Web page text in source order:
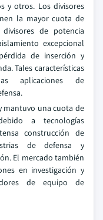
y otros. Los divisores
la mayor cuota de
de potencia
excepcional
de inserción y
Tales características
aplicaciones de
mantuvo una cuota de
a tecnologías
construcción de
de defensa y
El mercado también
en investigación y
de equipo de